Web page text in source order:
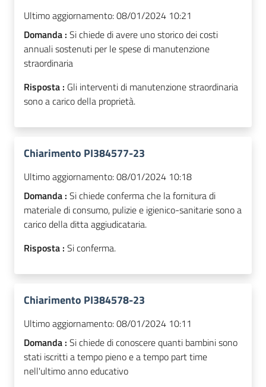
Ultimo aggiornamento:08/01/2024 10:21
Domanda : Si chiede di avere uno storico dei costi
annuali sostenuti per le spese di manutenzione
straordinaria
Risposta : Gli interventi di manutenzione straordinaria
sono a carico della proprietà.
Chiarimento PI384577-23
Ultimo aggiornamento:08/01/2024 10:18
Domanda : Si chiede conferma che la fornitura di
materiale di consumo, pulizie e igienico-sanitarie sono a
carico della ditta aggiudicataria.
Risposta : Si conferma.
Chiarimento PI384578-23
Ultimo aggiornamento:08/01/2024 10:11
Domanda : Si chiede di conoscere quanti bambini sono
stati iscritti a tempo pieno e a tempo part time
nell'ultimo anno educativo